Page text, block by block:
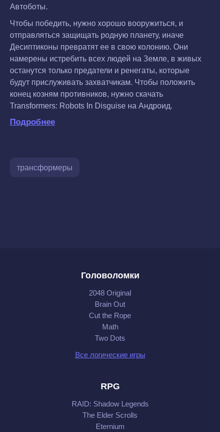
Автоботы.
Чтобы победить, нужно хорошо вооружиться, и
отправляться защищать родную планету, иначе
Десиптиконы превратят ее в свою колонию. Они
намерены истребить всех людей на Земле, в живых
останутся только предатели и ренегаты, которые
будут прислуживать захватчикам. Чтобы положить
конец козням противников, нужно скачать
Transformers: Robots In Disguise на Андроид.
Подробнее
трансформеры
Головоломки
2048 Original
Brain Out
Cut the Rope
Math
Two Dots
Все логические игры
RPG
RAID: Shadow Legends
The Elder Scrolls
Eternium